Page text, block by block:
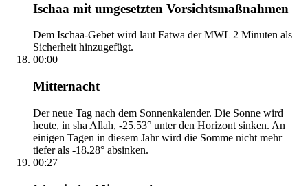
Ischaa mit umgesetzten Vorsichtsmaßnahmen
Dem Ischaa-Gebet wird laut Fatwa der MWL 2 Minuten als
Sicherheit hinzugefügt.
00:00
Mitternacht
Der neue Tag nach dem Sonnenkalender. Die Sonne wird
heute, in sha Allah, -25.53° unter den Horizont sinken. An
einigen Tagen in diesem Jahr wird die Somme nicht mehr
tiefer als -18.28° absinken.
00:27